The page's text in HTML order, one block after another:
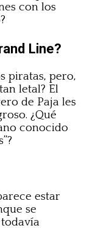
con los
Line?
piratas, pero,
letal? El
de Paja les
¿Qué
conocido
estar
se